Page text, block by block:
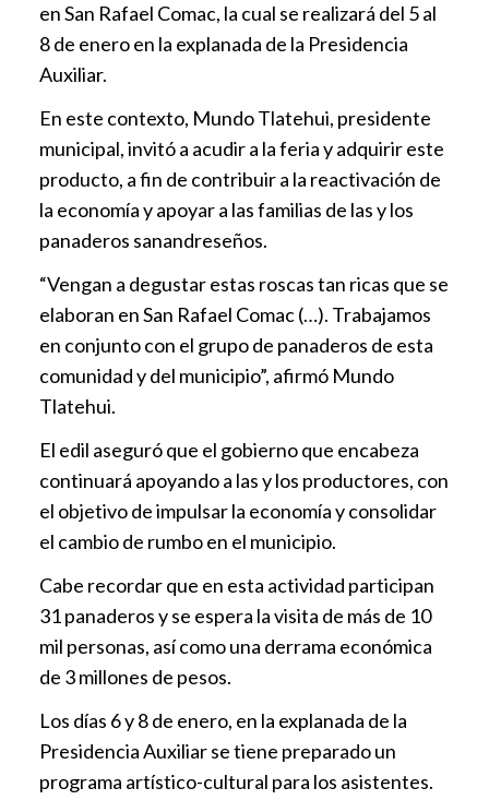
en San Rafael Comac, la cual se realizará del 5 al
8 de enero en la explanada de la Presidencia
Auxiliar.
En este contexto, Mundo Tlatehui, presidente
municipal, invitó a acudir a la feria y adquirir este
producto, a fin de contribuir a la reactivación de
la economía y apoyar a las familias de las y los
panaderos sanandreseños.
“Vengan a degustar estas roscas tan ricas que se
elaboran en San Rafael Comac (…). Trabajamos
en conjunto con el grupo de panaderos de esta
comunidad y del municipio”, afirmó Mundo
Tlatehui.
El edil aseguró que el gobierno que encabeza
continuará apoyando a las y los productores, con
el objetivo de impulsar la economía y consolidar
el cambio de rumbo en el municipio.
Cabe recordar que en esta actividad participan
31 panaderos y se espera la visita de más de 10
mil personas, así como una derrama económica
de 3 millones de pesos.
Los días 6 y 8 de enero, en la explanada de la
Presidencia Auxiliar se tiene preparado un
programa artístico-cultural para los asistentes.